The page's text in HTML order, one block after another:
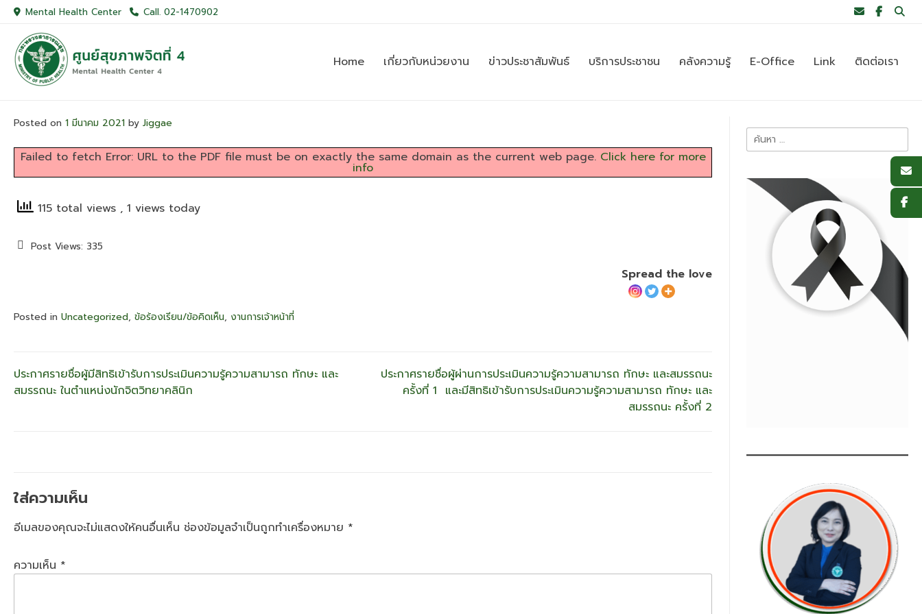
Skip
content
Mental Health Center Call. 02-1470902
Home เกี่ยวกับหน่วยงาน ข่าวประชาสัมพันธ์ บริการประชาชน คลังความรู้ E-Office Link ติดต่อเรา
Posted on 1 มีนาคม 2021 by Jiggae
Failed to fetch Error: URL to the PDF file must be on exactly the same domain as the current web page. Click here for more
info
115 total views , 1 views today
Post Views: 335
Spread the love
Posted in Uncategorized, ข้อร้องเรียน/ข้อคิดเห็น, งานการเจ้าหน้าที่
แนะแนว
ประกาศรายชื่อผู้มีสิทธิเข้ารับการประเมินความรู้ความสามารถ ทักษะ และ
สมรรถนะ ในตำแหน่งนักจิตวิทยาคลินิก
ประกาศรายชื่อผู้ผ่านการประเมินความรู้ความสามารถ ทักษะ และสมรรถนะ
ครั้งที่ 1 และมีสิทธิเข้ารับการประเมินความรู้ความสามารถ ทักษะ และ
สมรรถนะ ครั้งที่ 2
ใส่ความเห็น
อีเมลของคุณจะไม่แสดงให้คนอื่นเห็น ช่องข้อมูลจำเป็นถูกทำเครื่องหมาย *
ความเห็น *
ค้นหา
สำหรับ: